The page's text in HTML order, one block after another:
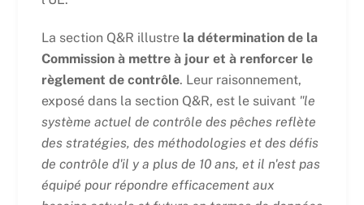
La section Q&R illustre la détermination de la
Commission à mettre à jour et à renforcer le
règlement de contrôle. Leur raisonnement,
exposé dans la section Q&R, est le suivant "le
système actuel de contrôle des pêches reflète
des stratégies, des méthodologies et des défis
de contrôle d'il y a plus de 10 ans, et il n'est pas
équipé pour répondre efficacement aux